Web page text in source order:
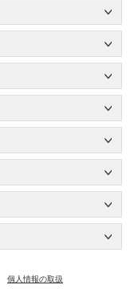
個人情報の取扱